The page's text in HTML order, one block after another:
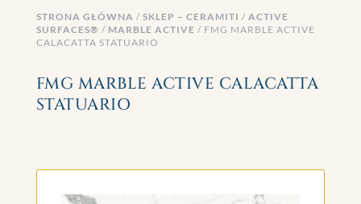
STRONA GŁÓWNA / SKLEP – CERAMITI / ACTIVE
SURFACES® / MARBLE ACTIVE / FMG MARBLE ACTIVE
CALACATTA STATUARIO
FMG MARBLE ACTIVE CALACATTA
STATUARIO